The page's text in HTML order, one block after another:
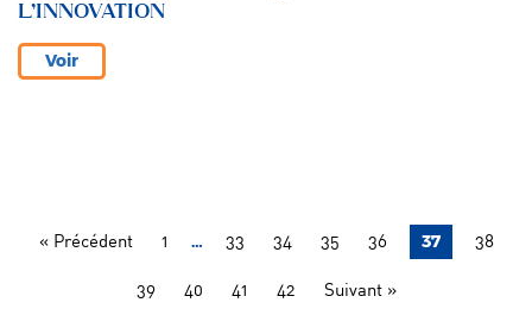
L’INNOVATION
Voir
« Précédent 1 … 33 34 35 36 37 38
39 40 41 42 Suivant »